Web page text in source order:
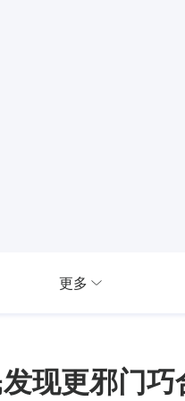
更多
现更邪门巧